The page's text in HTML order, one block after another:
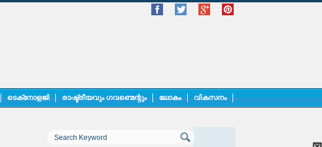
ടെക്‌നോളജി രാഷ്ട്രീയവും ഗവണ്മെന്റും ലോകം വികസനം